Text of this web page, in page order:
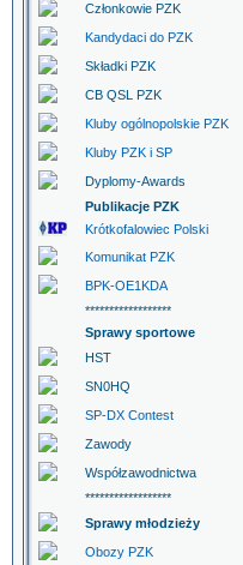
Członkowie PZK
Kandydaci do PZK
Składki PZK
CB QSL PZK
Kluby ogólnopolskie PZK
Kluby PZK i SP
Dyplomy-Awards
Publikacje PZK
Krótkofalowiec Polski
Komunikat PZK
BPK-OE1KDA
******************
Sprawy sportowe
HST
SN0HQ
SP-DX Contest
Zawody
Współzawodnictwa
******************
Sprawy młodzieży
Obozy PZK